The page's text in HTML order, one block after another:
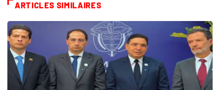
ARTICLES SIMILAIRES